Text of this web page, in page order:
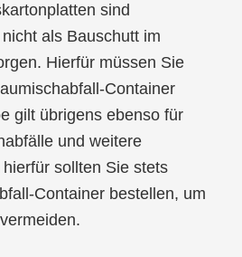
sind
als Bauschutt im
Hierfür müssen Sie
Container
gilt übrigens ebenso für
und weitere
sollten Sie stets
Container bestellen, um